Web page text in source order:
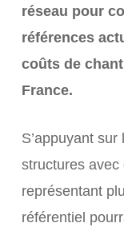
réseau pour
références
coûts de
France.
S’appuyant
structures avec
représentant
référentiel